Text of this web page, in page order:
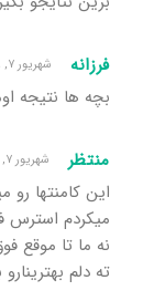
فرزانه شهریور ۷, ۱۳۹۸ ۴:۳۴ ب٫ظ
بچه ها نتیجه
منتظر شهریور ۷, ۱۳۹۸ ۴:۳۳ ب٫ظ
این کامنتها
میکردم استرس
نه ما تا موقع
ته دلم